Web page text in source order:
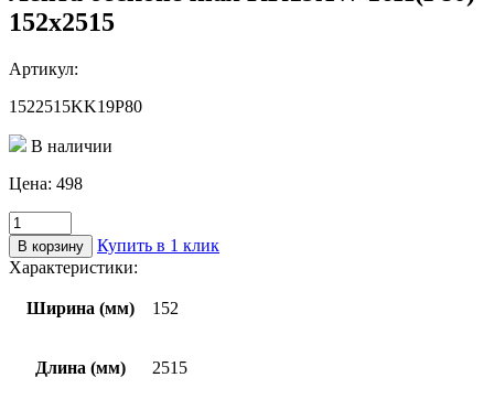
152х2515
Артикул:
1522515KK19P80
В наличии
Цена: 498
Количество
товара
Лента
бесконечная
KK19XW
16H(P80)
В корзину
Купить в 1 клик
Характеристики:
Ширина (мм) 152
Длина (мм) 2515